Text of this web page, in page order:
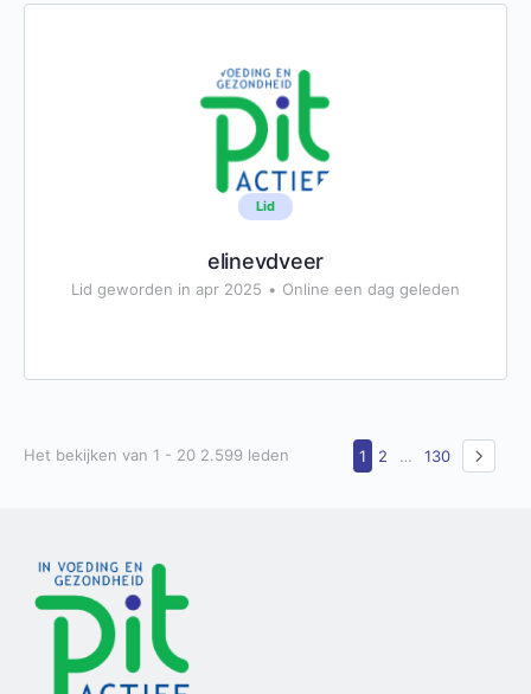
Lid
elinevdveer
Lid geworden in apr 2025 • Online een dag geleden
Het bekijken van 1 - 20 2.599 leden 1 2 … 130